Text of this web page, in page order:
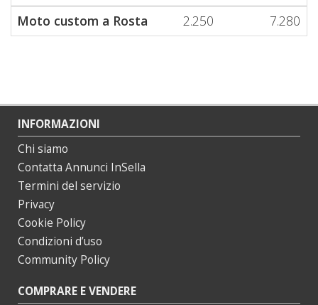
Moto custom a Rosta
2.250 7.280
INFORMAZIONI
Chi siamo
Contatta Annunci InSella
Termini del servizio
Privacy
Cookie Policy
Condizioni d’uso
Community Policy
COMPRARE E VENDERE